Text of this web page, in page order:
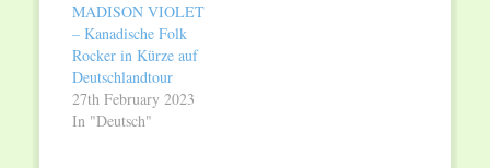
Wilhelm Heinrich von
Nassau-Saarbrücken
sind ab Samstag, 23.
März 2019, im ersten
Obergeschoss des
Kreisständehauses
MADISON VIOLET
– Kanadische Folk
Rocker in Kürze auf
Deutschlandtour
27th February 2023
In "Deutsch"